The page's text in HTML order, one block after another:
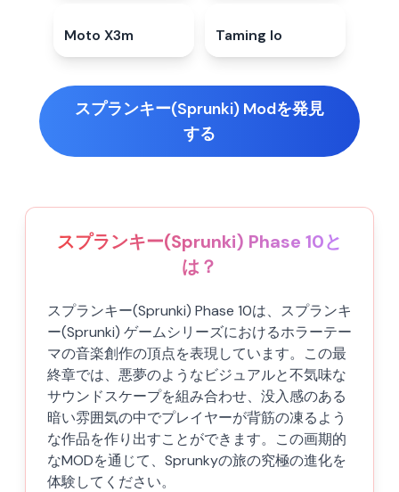
Moto X3m Taming Io
スプランキー(Sprunki) Modを発見
する
スプランキー(Sprunki) Phase 10と
は？
スプランキー(Sprunki) Phase 10は、スプランキ
ー(Sprunki) ゲームシリーズにおけるホラーテー
マの音楽創作の頂点を表現しています。この最
終章では、悪夢のようなビジュアルと不気味な
サウンドスケープを組み合わせ、没入感のある
暗い雰囲気の中でプレイヤーが背筋の凍るよう
な作品を作り出すことができます。この画期的
なMODを通じて、Sprunkyの旅の究極の進化を
体験してください。